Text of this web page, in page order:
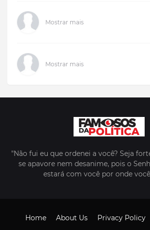
Mostrar mais
Mostrar mais
"Não fui eu que ordenei a você? Seja
se apavore nem desanime, pois o
estará com você por onde
Home About Us Privacy Policy